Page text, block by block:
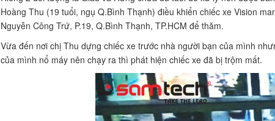
Hoàng Thu (19 tuổi, ngụ Q.Bình Thạnh) điều khiển chiếc xe Vision
Nguyễn Công Trứ, P.19, Q.Bình Thạnh, TP.HCM để thăm.
Vừa đến nơi chị Thu dựng chiếc xe trước nhà người bạn của mình
của mình nổ máy nên chạy ra thì phát hiện chiếc xe đã bị trộm mất.